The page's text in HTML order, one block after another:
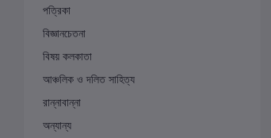
পত্রিকা
বিজ্ঞানচেতনা
বিষয় কলকাতা
আঞ্চলিক ও দলিত সাহিত্য
রান্নাবান্না
অন্যান্য